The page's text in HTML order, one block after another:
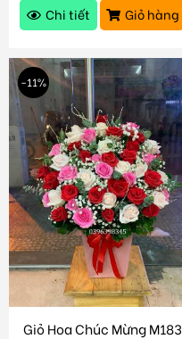
Chi tiết
Giỏ hàng
-11%
Giỏ Hoa Chúc Mừng M183